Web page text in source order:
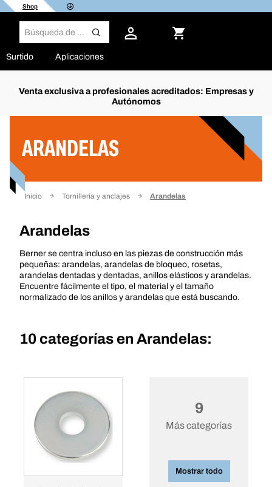
Shop
Surtido Aplicaciones
Venta exclusiva a profesionales acreditados: Empresas y
Autónomos
ARANDELAS
Inicio Tornillería y anclajes Arandelas
Arandelas
Berner se centra incluso en las piezas de construcción más
pequeñas: arandelas, arandelas de bloqueo, rosetas,
arandelas dentadas y dentadas, anillos elásticos y arandelas.
Encuentre fácilmente el tipo, el material y el tamaño
normalizado de los anillos y arandelas que está buscando.
10 categorías en Arandelas:
9
Más categorías
Mostrar todo
Filtro